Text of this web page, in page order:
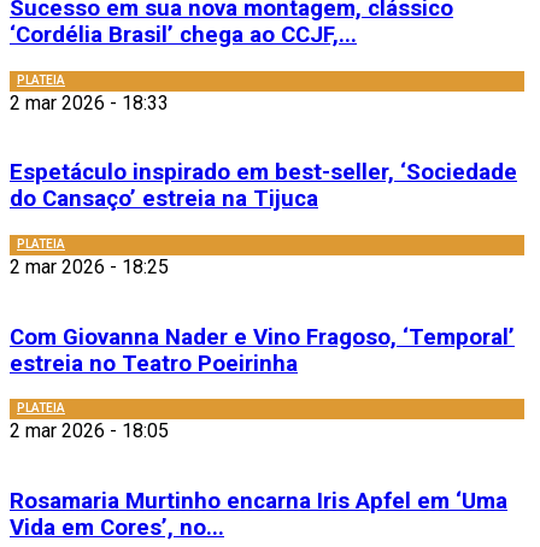
Sucesso em sua nova montagem, clássico
‘Cordélia Brasil’ chega ao CCJF,...
PLATEIA
2 mar 2026 - 18:33
Espetáculo inspirado em best-seller, ‘Sociedade
do Cansaço’ estreia na Tijuca
PLATEIA
2 mar 2026 - 18:25
Com Giovanna Nader e Vino Fragoso, ‘Temporal’
estreia no Teatro Poeirinha
PLATEIA
2 mar 2026 - 18:05
Rosamaria Murtinho encarna Iris Apfel em ‘Uma
Vida em Cores’, no...